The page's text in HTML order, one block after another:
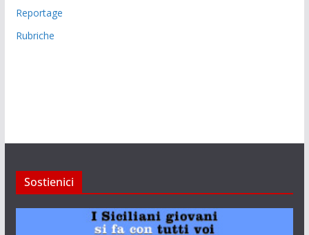
Reportage
Rubriche
Sostienici